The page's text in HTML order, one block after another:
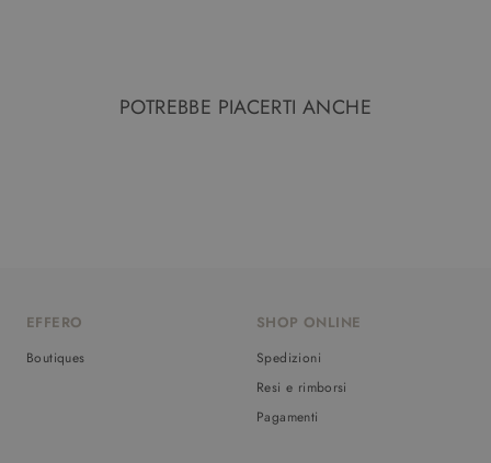
POTREBBE PIACERTI ANCHE
EFFERO
Boutiques
SHOP ONLINE
Spedizioni
Resi e rimborsi
Pagamenti